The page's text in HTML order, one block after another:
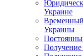
Украине
Временный
Украины
Получение